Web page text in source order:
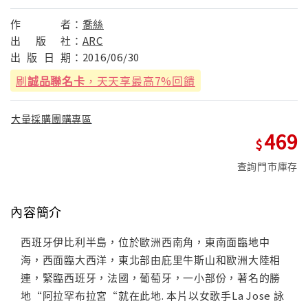
作 者： 喬絲
出
版 社： ARC
出 版 日 期： 2016/06/30
刷誠品聯名卡 ，天天享最高7%回饋
大量採購團購專區
469
查詢門市庫存
內容簡介
西班牙伊比利半島，位於歐洲西南角，東南面臨地中
海，西面臨大西洋，東北部由庇里牛斯山和歐洲大陸相
連，緊臨西班牙，法國，葡萄牙，一小部份，著名的勝
地“阿拉罕布拉宮“就在此地. 本片以女歌手La Jose 詠